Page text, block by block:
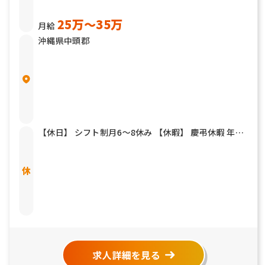
月給 25万〜35万
沖縄県中頭郡
【休日】 シフト制月6～8休み 【休暇】 慶弔休暇 年末
求人詳細を見る